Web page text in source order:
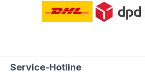
Service-Hotline